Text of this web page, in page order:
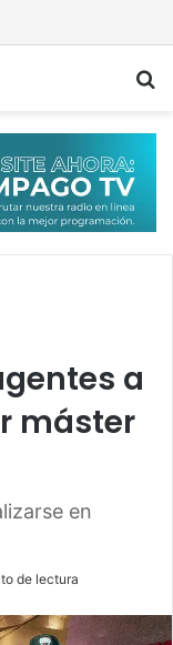
en Ucrania?
a
máster
en
de lectura